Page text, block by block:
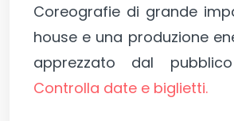
Coreografie di grande
house e una produzione
apprezzato dal
Controlla date e biglietti.